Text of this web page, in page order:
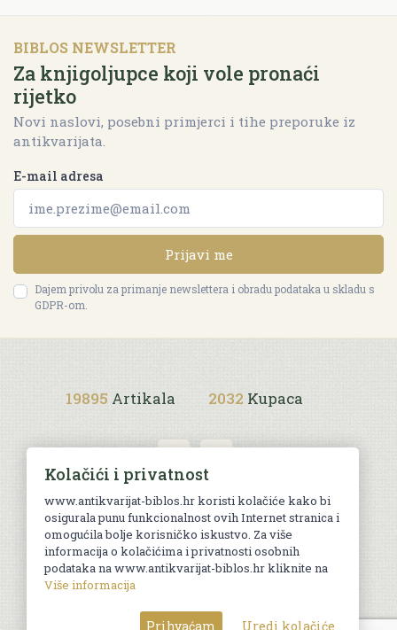
BIBLOS NEWSLETTER
Za knjigoljupce koji vole pronaći
rijetko
Novi naslovi, posebni primjerci i tihe preporuke iz
antikvarijata.
E-mail adresa
Prijavi me
Dajem privolu za primanje newslettera i obradu podataka u skladu s
GDPR-om.
19895 Artikala 2032 Kupaca
Uvjeti kupnje
© Sva prava pridržana. Web by
Kolačići i privatnost
www.antikvarijat-biblos.hr koristi kolačiće kako bi
osigurala punu funkcionalnost ovih Internet stranica i
omogućila bolje korisničko iskustvo. Za više
informacija o kolačićima i privatnosti osobnih
podataka na www.antikvarijat-biblos.hr kliknite na
Više informacija
Prihvaćam Uredi kolačiće